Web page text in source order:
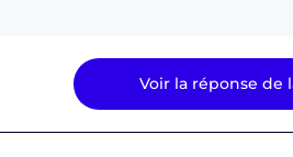
Voir la réponse de